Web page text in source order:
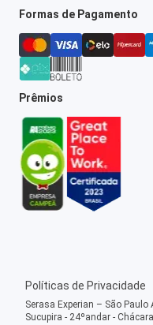
Formas de Pagamento
Prêmios
Políticas de Privacidade
Serasa Experian – São
Sucupira - 24ºandar -